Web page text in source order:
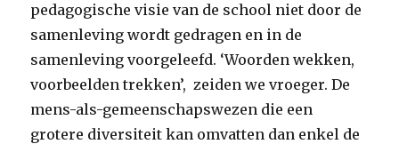
pedagogische visie van de school niet door de
samenleving wordt gedragen en in de
samenleving voorgeleefd. ‘Woorden wekken,
voorbeelden trekken’, zeiden we vroeger. De
mens-als-gemeenschapswezen die een
grotere diversiteit kan omvatten dan enkel de